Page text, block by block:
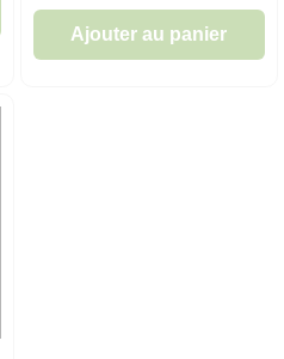
Ajouter au panier